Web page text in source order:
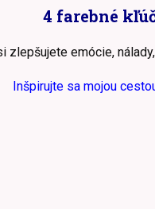
4 farebné
emócie,
Inšpirujte sa mojou